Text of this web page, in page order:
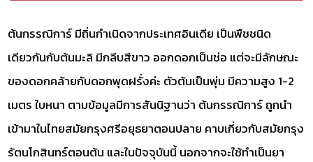
ต้นกรรณิการ์ มีถิ่นกำเนิดจากประเทศอินเดีย เป็นพืชชนิด
เดียวกันกับต้นมะลิ มีกลีบสีขาว ออกดอกเป็นช่อ แต่จะมีลักษณะ
ของดอกคล้ายกับดอกพุดฝรั่งค่ะ ตัวต้นเป็นพุ่ม มีความสูง 1-2
เมตร ใบหนา ตามข้อมูลมีการสันนิฐานว่า ต้นกรรณิการ์ ถูกนำ
เข้ามาในไทยสมัยกรุงศรีอยุธยาตอนปลาย คาบเกี่ยวกับสมัยกรุง
รัตนโกสินทร์ตอนต้น และในปัจจุบันนี้ นอกจากจะใช้ทำเป็นยา